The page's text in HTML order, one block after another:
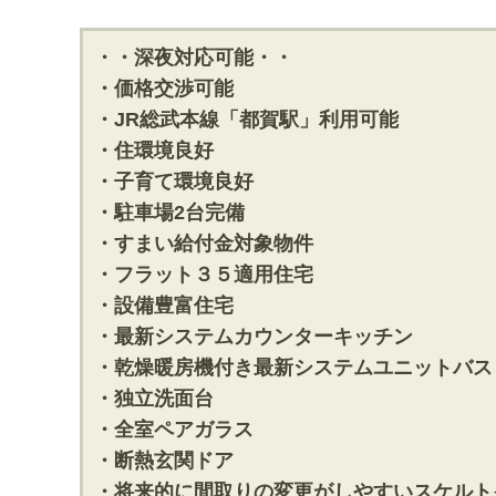
・・深夜対応可能・・
・価格交渉可能
・JR総武本線「都賀駅」利用可能
・住環境良好
・子育て環境良好
・駐車場2台完備
・すまい給付金対象物件
・フラット３５適用住宅
・設備豊富住宅
・最新システムカウンターキッチン
・乾燥暖房機付き最新システムユニットバス
・独立洗面台
・全室ペアガラス
・断熱玄関ドア
・将来的に間取りの変更がしやすいスケル